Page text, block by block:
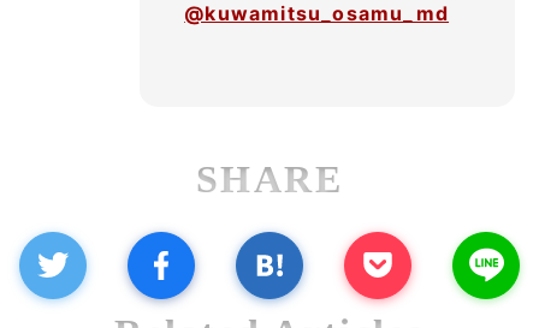
@kuwamitsu_osamu_md
SHARE